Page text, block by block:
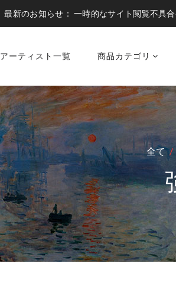
最新のお知らせ：一時的なサイト閲覧不具
アーティスト一覧 商品カテゴリ
全て